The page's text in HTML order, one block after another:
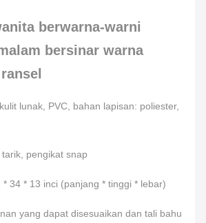
berwarna-warni
bersinar warna
lunak, PVC, bahan lapisan: poliester,
pengikat snap
34 * 13 inci (panjang * tinggi * lebar)
yang dapat disesuaikan dan tali bahu